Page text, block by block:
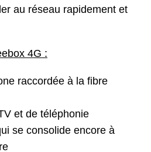
au réseau rapidement et
4G :
raccordée à la fibre
et de téléphonie
se consolide encore à